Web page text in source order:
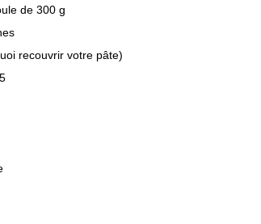
de 300 g
recouvrir votre pâte)